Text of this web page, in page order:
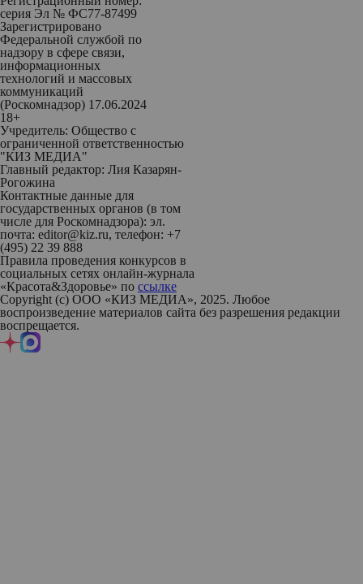
серия Эл № ФС77-87499
Зарегистрировано
Федеральной службой по
надзору в сфере связи,
информационных
технологий и массовых
коммуникаций
(Роскомнадзор) 17.06.2024
18+
Учредитель: Общество с
ограниченной ответственностью
"КИЗ МЕДИА"
Главный редактор: Лия Казарян-
Рогожина
Контактные данные для
государственных органов (в том
числе для Роскомнадзора): эл.
почта: editor@kiz.ru, телефон: +7
(495) 22 39 888
Правила проведения конкурсов в
социальных сетях онлайн-журнала
«Красота&Здоровье» по ссылке
Copyright (с) ООО «КИЗ МЕДИА», 2025. Любое
воспроизведение материалов сайта без разрешения редакции
воспрещается.